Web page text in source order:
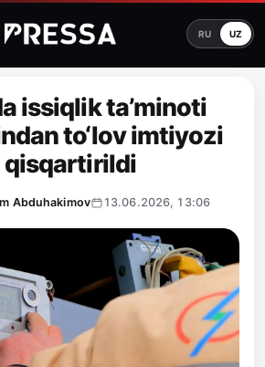
RU UZ
issiqlik ta’minoti
to‘lov imtiyozi
qisqartirildi
Abduhakimov 13.06.2026, 13:06